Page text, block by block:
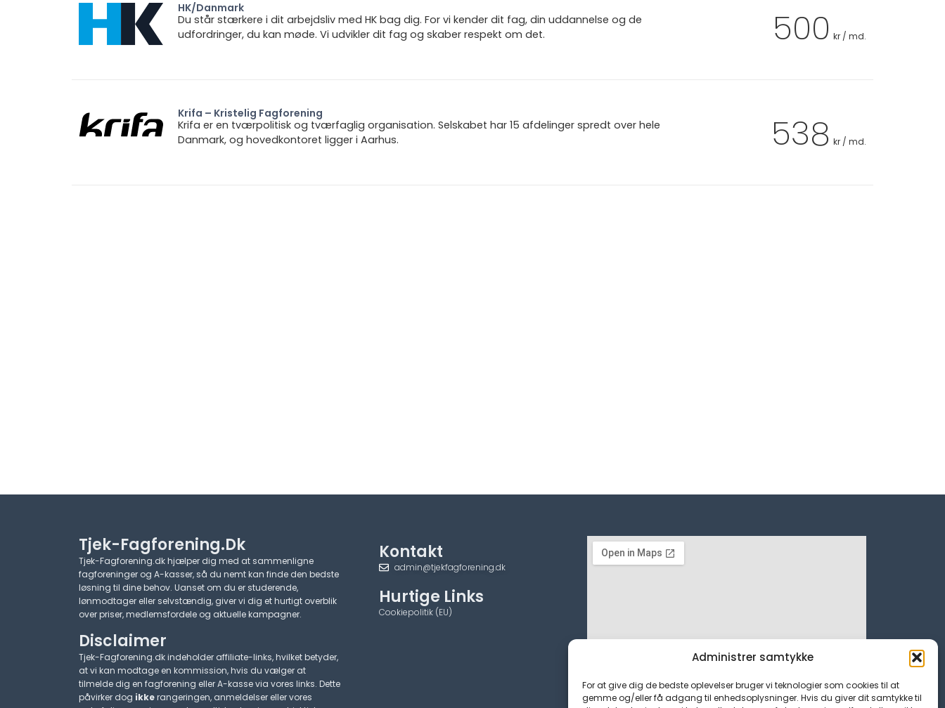
Administrer samtykke
For at give dig de bedste oplevelser bruger vi teknologier som cookies til at
gemme og/eller få adgang til enhedsoplysninger. Hvis du giver dit samtykke til
HK/Danmark
Du står stærkere i dit arbejdsliv med HK bag dig. For vi kender dit fag, din uddannelse og de
udfordringer, du kan møde. Vi udvikler dit fag og skaber respekt om det.
500 kr / md.
Krifa – Kristelig Fagforening
Krifa er en tværpolitisk og tværfaglig organisation. Selskabet har 15 afdelinger spredt over hele
Danmark, og hovedkontoret ligger i Aarhus.
538 kr / md.
Tjek-Fagforening.dk
Tjek-Fagforening.dk hjælper dig med at sammenligne
fagforeninger og A-kasser, så du nemt kan finde den bedste
løsning til dine behov. Uanset om du er studerende,
lønmodtager eller selvstændig, giver vi dig et hurtigt overblik
over priser, medlemsfordele og aktuelle kampagner.​
Disclaimer
Tjek-Fagforening.dk indeholder affiliate-links, hvilket betyder,
at vi kan modtage en kommission, hvis du vælger at
tilmelde dig en fagforening eller A-kasse via vores links. Dette
påvirker dog ikkerangeringen, anmeldelser eller vores
Kontakt
admin@tjekfagforening.dk
Hurtige Links
Cookiepolitik (EU)